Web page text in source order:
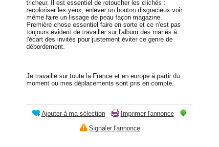
tricheur. Il est essentiel de retoucher les clichés :
recoloriser les yeux, enlever un bouton disgracieux voir
même faire un lissage de peau façon magazine.
Première chose essentiel faire en sorte et ce n'est pas
toujours évident de travailler sur l'album des mariés à
l'écart des invités pour justement éviter ce genre de
débordement.
Je travaille sur toute la France et en europe à partir du
moment ou mes déplacements sont pris en compte.
Ajouter à ma sélection
Imprimer l'annonce
Signaler l'annonce